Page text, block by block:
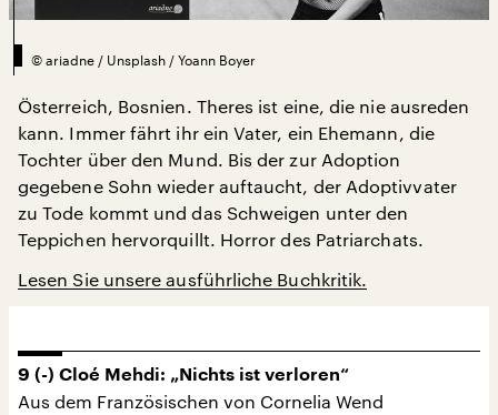
© ariadne / Unsplash / Yoann Boyer
Österreich, Bosnien. Theres ist eine, die nie ausreden
kann. Immer fährt ihr ein Vater, ein Ehemann, die
Tochter über den Mund. Bis der zur Adoption
gegebene Sohn wieder auftaucht, der Adoptivvater
zu Tode kommt und das Schweigen unter den
Teppichen hervorquillt. Horror des Patriarchats.
Lesen Sie unsere ausführliche Buchkritik.
9 (-) Cloé Mehdi: „Nichts ist verloren“
Aus dem Französischen von Cornelia Wend